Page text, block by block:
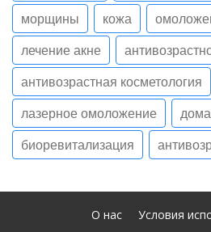
морщины
кожа
лечение акне
антивозрастная косметология
лазерное омоложение
биоревитализация
О нас Условия